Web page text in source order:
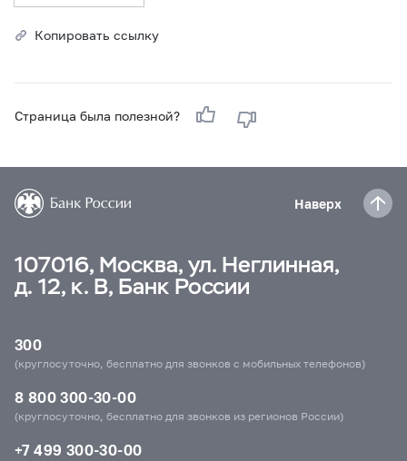
Копировать ссылку
Страница была полезной?
Наверх
107016, Москва, ул. Неглинная,
д. 12, к. В, Банк России
300
(круглосуточно, бесплатно для звонков с мобильных телефонов)
8 800 300-30-00
(круглосуточно, бесплатно для звонков из регионов России)
+7 499 300-30-00